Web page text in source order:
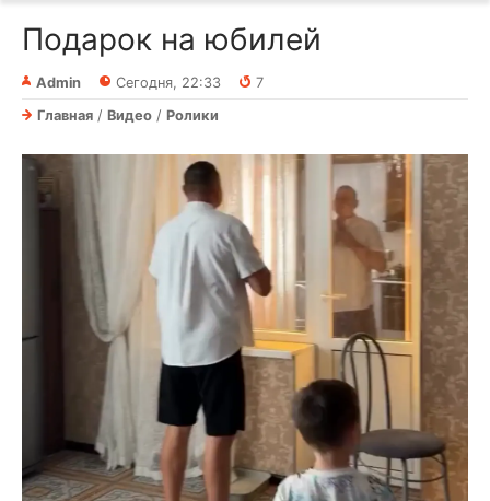
Подарок на юбилей
Admin Сегодня, 22:33
7
Главная / Видео / Ролики